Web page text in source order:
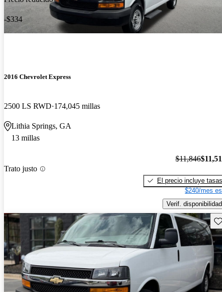
-$334
2016 Chevrolet Express
2500 LS RWD 174,045 millas
Lithia Springs, GA
13 millas
Trato justo
$11,846
El precio incluye tasas
$240/mes
Verif. disponibilidad